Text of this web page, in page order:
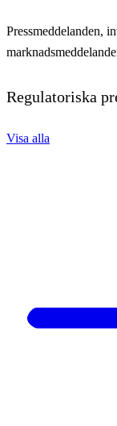
Pressmeddelanden,
Regulatoriska
Visa alla